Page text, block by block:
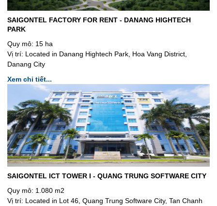
SAIGONTEL FACTORY FOR RENT - DANANG HIGHTECH
PARK
Quy mô: 15 ha
Vị trí: Located in Danang Hightech Park, Hoa Vang District,
Danang City
Xem chi tiết...
SAIGONTEL ICT TOWER I - QUANG TRUNG SOFTWARE CITY
Quy mô: 1.080 m2
Vị trí: Located in Lot 46, Quang Trung Software City, Tan Chanh